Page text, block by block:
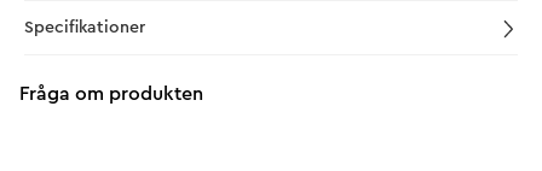
Specifikationer
Fråga om produkten